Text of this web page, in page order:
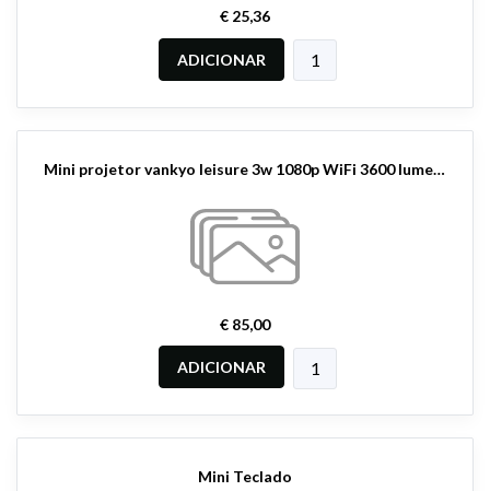
€ 25,36
ADICIONAR
Mini projetor vankyo leisure 3w 1080p WiFi 3600 lumens
€ 85,00
ADICIONAR
Mini Teclado